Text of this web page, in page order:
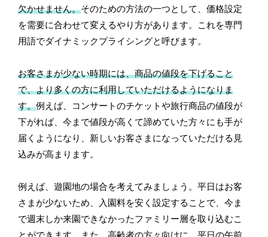
欠かせません。そのための方法の一つとして、価格設定
を需要に合わせて変えるやり方があります。これを専門
用語でダイナミックプライシングと呼びます。
お客さまが少ない時期には、商品の値段を下げること
で、より多くの方に利用していただけるようになりま
す。例えば、コンサートのチケットや旅行商品の値段が
下がれば、今まで値段が高くて諦めていた方々にも手が
届くようになり、新しいお客さまになっていただける見
込みが高まります。
例えば、遊園地の場合を考えてみましょう。平日はお客
さまが少ないため、入園料を安く設定することで、今ま
で週末しか来園できなかったファミリー層を取り込むこ